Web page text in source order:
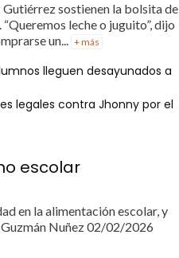
Gutiérrez sostienen la bolsita de
leche o juguito”, dijo
un... + más
lleguen desayunados a
legales contra Jhonny por el
escolar
en la alimentación escolar, y
Nuñez 02/02/2026